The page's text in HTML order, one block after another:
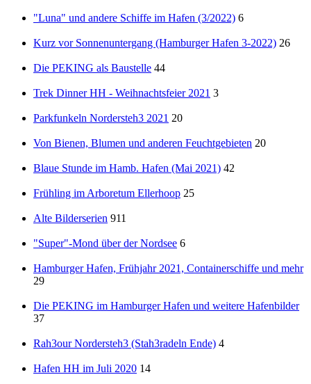
"Luna" und andere Schiffe im Hafen (3/2022) 6
Kurz vor Sonnenuntergang (Hamburger Hafen 3-2022) 26
Die PEKING als Baustelle 44
Trek Dinner HH - Weihnachtsfeier 2021 3
Parkfunkeln Nordersteh3 2021 20
Von Bienen, Blumen und anderen Feuchtgebieten 20
Blaue Stunde im Hamb. Hafen (Mai 2021) 42
Frühling im Arboretum Ellerhoop 25
Alte Bilderserien 911
"Super"-Mond über der Nordsee 6
Hamburger Hafen, Frühjahr 2021, Containerschiffe und mehr
29
Die PEKING im Hamburger Hafen und weitere Hafenbilder
37
Rah3our Nordersteh3 (Stah3radeln Ende) 4
Hafen HH im Juli 2020 14